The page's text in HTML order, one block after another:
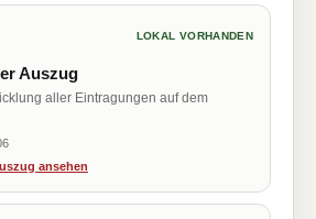
LOKAL VORHANDEN
Auszug
aller Eintragungen auf dem
ansehen